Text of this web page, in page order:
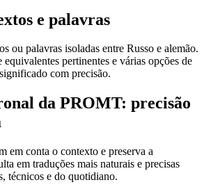
e palavras
ou palavras isoladas entre Russo e alemão.
pertinentes e várias opções de
com precisão.
da PROMT: precisão
conta o contexto e preserva a
em traduções mais naturais e precisas
técnicos e do quotidiano.